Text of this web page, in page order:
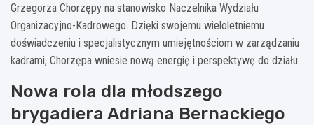
Grzegorza Chorzępy na stanowisko Naczelnika Wydziału
Organizacyjno-Kadrowego. Dzięki swojemu wieloletniemu
doświadczeniu i specjalistycznym umiejętnościom w zarządzaniu
kadrami, Chorzępa wniesie nową energię i perspektywę do działu.
Nowa rola dla młodszego
brygadiera Adriana Bernackiego